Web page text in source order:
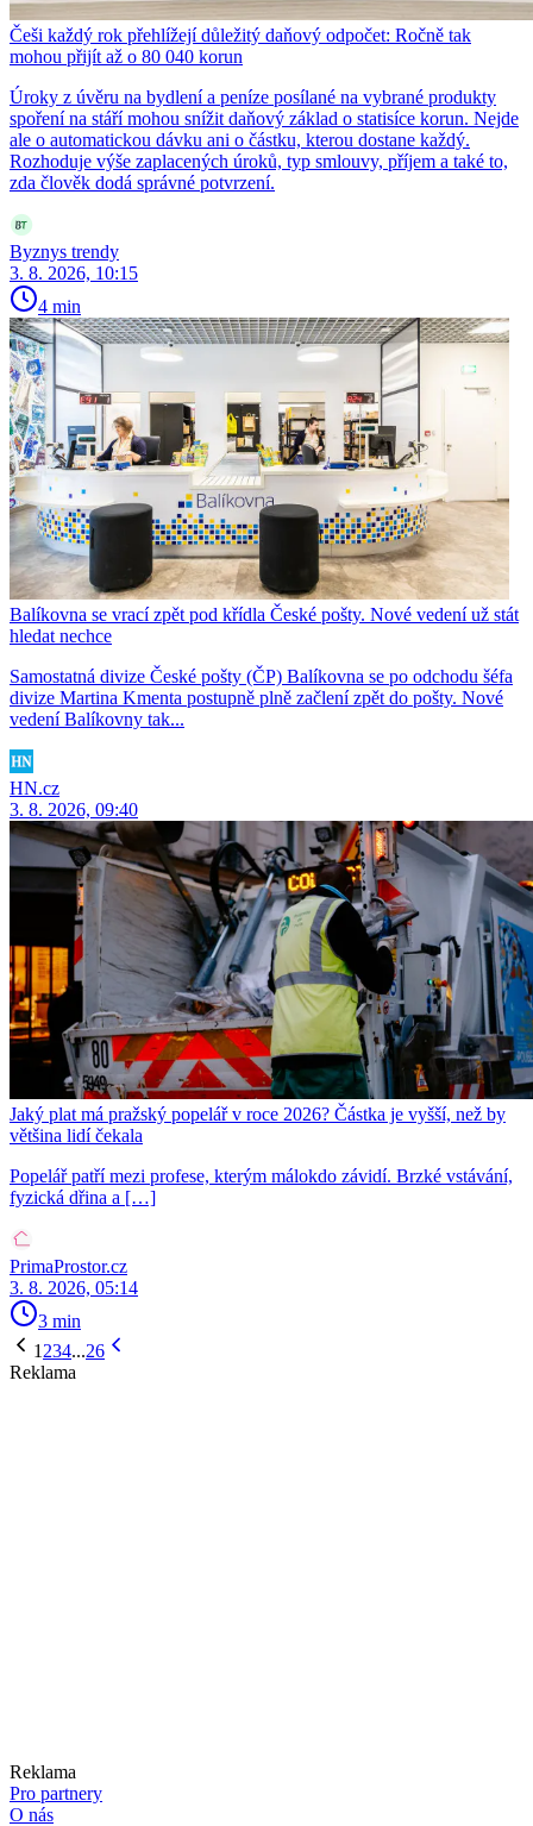
Češi každý rok přehlížejí důležitý daňový odpočet: Ročně tak
mohou přijít až o 80 040 korun
Úroky z úvěru na bydlení a peníze posílané na vybrané produkty
spoření na stáří mohou snížit daňový základ o statisíce korun. Nejde
ale o automatickou dávku ani o částku, kterou dostane každý.
Rozhoduje výše zaplacených úroků, typ smlouvy, příjem a také to,
zda člověk dodá správné potvrzení.
Byznys trendy
3. 8. 2026, 10:15
4 min
Balíkovna se vrací zpět pod křídla České pošty. Nové vedení už stát
hledat nechce
Samostatná divize České pošty (ČP) Balíkovna se po odchodu šéfa
divize Martina Kmenta postupně plně začlení zpět do pošty. Nové
vedení Balíkovny tak...
HN.cz
3. 8. 2026, 09:40
Jaký plat má pražský popelář v roce 2026? Částka je vyšší, než by
většina lidí čekala
Popelář patří mezi profese, kterým málokdo závidí. Brzké vstávání,
fyzická dřina a […]
PrimaProstor.cz
3. 8. 2026, 05:14
3 min
1 234...26
Reklama
Reklama
Pro partnery
O nás